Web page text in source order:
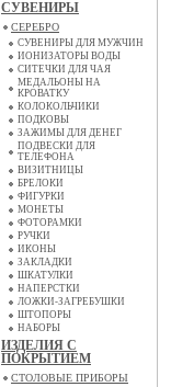
СУВЕНИРЫ
СЕРЕБРО
СУВЕНИРЫ ДЛЯ МУЖЧИН
ИОНИЗАТОРЫ ВОДЫ
СИТЕЧКИ ДЛЯ ЧАЯ
МЕДАЛЬОНЫ НА
КРОВАТКУ
КОЛОКОЛЬЧИКИ
ПОДКОВЫ
ЗАЖИМЫ ДЛЯ ДЕНЕГ
ПОДВЕСКИ ДЛЯ
ТЕЛЕФОНА
ВИЗИТНИЦЫ
БРЕЛОКИ
ФИГУРКИ
МОНЕТЫ
ФОТОРАМКИ
РУЧКИ
ИКОНЫ
ЗАКЛАДКИ
ШКАТУЛКИ
НАПЕРСТКИ
ЛОЖКИ-ЗАГРЕБУШКИ
ШТОПОРЫ
НАБОРЫ
ИЗДЕЛИЯ С
ПОКРЫТИЕМ
СТОЛОВЫЕ ПРИБОРЫ